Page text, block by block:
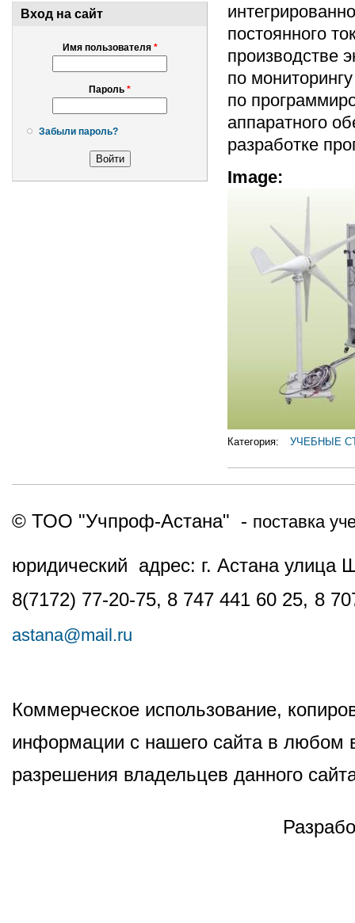
Вход на сайт
Имя пользователя *
Пароль *
Забыли пароль?
постоянного
производстве
по
по
аппаратного
разработке
Image:
Категория: УЧЕБНЫЕ
© ТОО "Учпроф-Астана" - поставка
юридический адрес: г. Астана
8(7172) 77-20-75, 8 747 441 60 25, 8
astana@mail.ru
Коммерческое использование,
информации с нашего сайта в любом
разрешения владельцев данного